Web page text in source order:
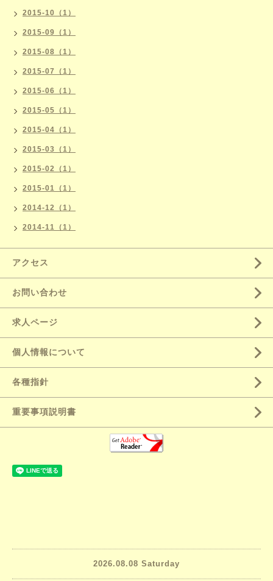
2015-10（1）
2015-09（1）
2015-08（1）
2015-07（1）
2015-06（1）
2015-05（1）
2015-04（1）
2015-03（1）
2015-02（1）
2015-01（1）
2014-12（1）
2014-11（1）
アクセス
お問い合わせ
求人ページ
個人情報について
各種指針
重要事項説明書
2026.08.08 Saturday